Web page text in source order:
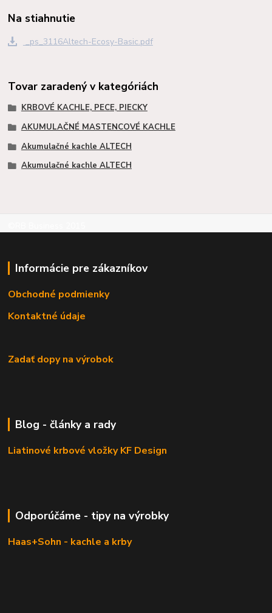
Na stiahnutie
_ps_3116Altech-Ecosy-Basic.pdf
Tovar zaradený v kategóriách
KRBOVÉ KACHLE, PECE, PIECKY
AKUMULAČNÉ MASTENCOVÉ KACHLE
Akumulačné kachle ALTECH
Akumulačné kachle ALTECH
Informácie pre zákazníkov
Obchodné podmienky
Kontaktné údaje
Zadať dopy na výrobok
Blog - články a rady
Liatinové krbové vložky KF Design
Odporúčáme - tipy na výrobky
Haas+Sohn - kachle a krby